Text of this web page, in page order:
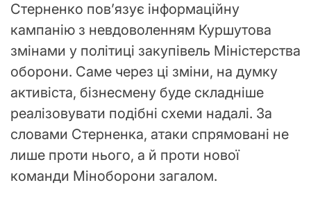
Стерненко пов’язує інформаційну
кампанію з невдоволенням Куршутова
змінами у політиці закупівель Міністерства
оборони. Саме через ці зміни, на думку
активіста, бізнесмену буде складніше
реалізовувати подібні схеми надалі. За
словами Стерненка, атаки спрямовані не
лише проти нього, а й проти нової
команди Міноборони загалом.